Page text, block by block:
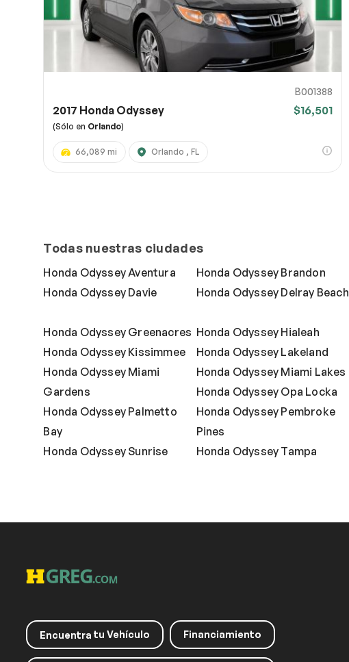
B001388
2017 Honda Odyssey $16,501
(Sólo en Orlando)
66,089 mi Orlando , FL
Todas nuestras ciudades
Honda Odyssey Aventura Honda Odyssey Brandon
Honda Odyssey Davie
Honda Odyssey Delray Beach
Honda Odyssey Greenacres Honda Odyssey Hialeah
Honda Odyssey Kissimmee
Honda Odyssey Lakeland
Honda Odyssey Miami
Gardens
Honda Odyssey Miami Lakes
Honda Odyssey Opa Locka
Honda Odyssey Palmetto
Bay
Honda Odyssey Pembroke
Pines
Honda Odyssey Sunrise
Honda Odyssey Tampa
Encuentra tu Vehículo Financiamiento